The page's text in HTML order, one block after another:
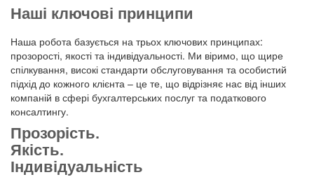
Наші ключові принципи
Наша робота базується на трьох ключових принципах:
прозорості, якості та індивідуальності. Ми віримо, що щире
спілкування, високі стандарти обслуговування та особистий
підхід до кожного клієнта – це те, що відрізняє нас від інших
компаній в сфері бухгалтерських послуг та податкового
консалтингу.
Прозорість.
Якість.
Індивідуальність